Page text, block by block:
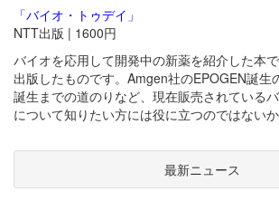
「バイオ・トゥデイ」
NTT出版 | 1600円
バイオを応用して開発中の新薬を紹介した本
出版したものです。Amgen社のEPOGEN誕生
誕生までの道のりなど、現在販売されている
について知りたい方には役に立つのではないか
最新ニュース